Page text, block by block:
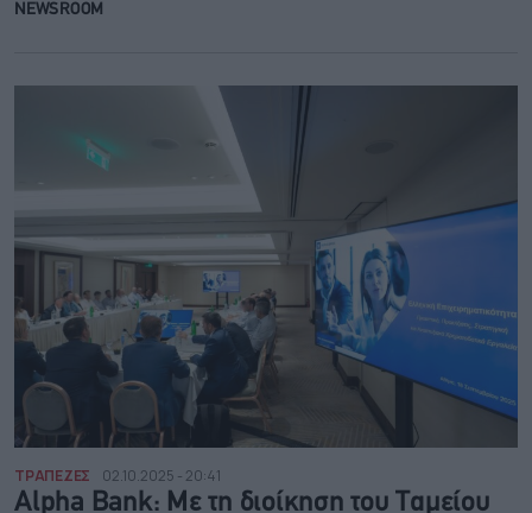
NEWSROOM
ΤΡΑΠΕΖΕΣ 02.10.2025 - 20:41
Alpha Bank: Mε τη διοίκηση του Ταμείου